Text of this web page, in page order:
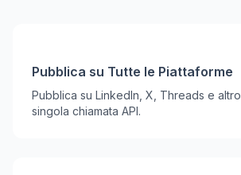
Pubblica su Tutte le Piattaforme
Pubblica su LinkedIn, X, Threads e
singola chiamata API.